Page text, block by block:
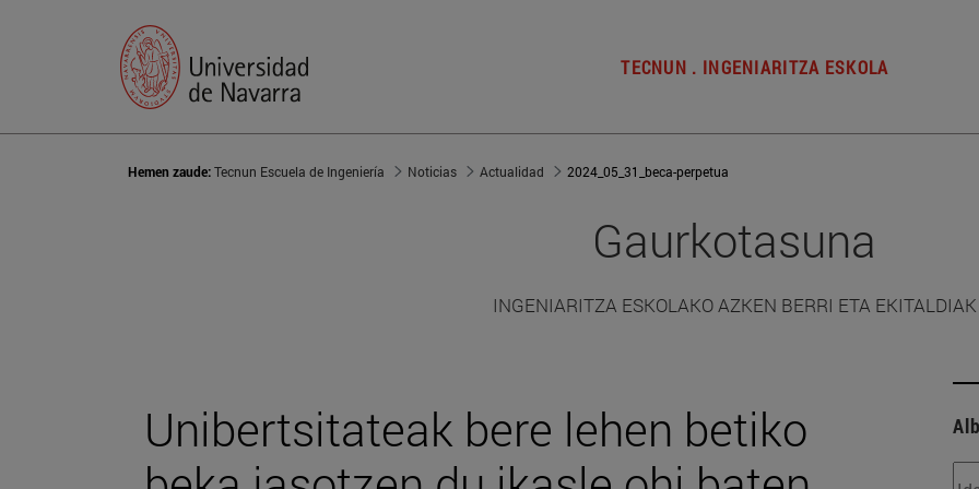
TECNUN . INGENIARITZA ESKOLA
Hemen zaude:Tecnun Escuela de Ingeniería Noticias Actualidad 2024_05_31_beca-perpetua
Gaurkotasuna
INGENIARITZA ESKOLAKO AZKEN BERRI ETA EKITALDIAK
Unibertsitateak bere lehen betiko